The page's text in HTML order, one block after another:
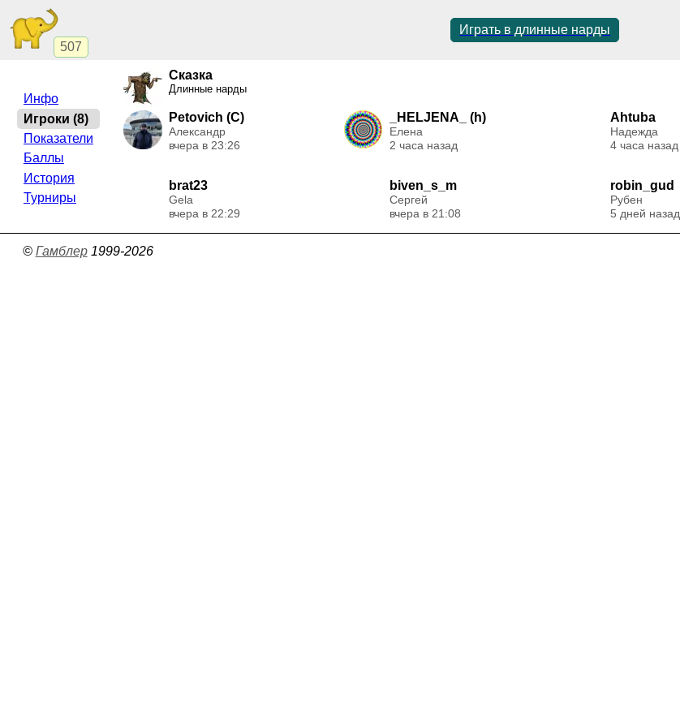
507
Играть в длинные нарды
Сказка
Длинные нарды
Petovich (C)
Александр
вчера в 23:26
_HELJENA_ (h)
Елена
2 часа назад
Ahtuba
Надежда
4 часа назад
brat23
Gela
вчера в 22:29
biven_s_m
Сергей
вчера в 21:08
robin_gud
Рубен
5 дней назад
Инфо
Игроки (8)
Показатели
Баллы
История
Турниры
© Гамблер1999-2026